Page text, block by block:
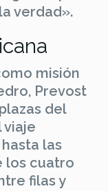
verdad».
misión
Prevost
del
viaje
las
los cuatro
filas y